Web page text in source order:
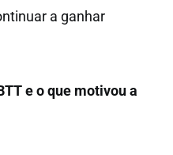
a ganhar
e o que motivou a